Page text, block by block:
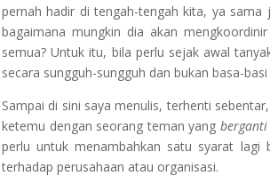
pernah hadir di tengah-tengah kita, ya
bagaimana mungkin dia akan
semua? Untuk itu, bila perlu sejak awal
secara sungguh-sungguh dan bukan basa-
Sampai di sini saya menulis, terhenti
ketemu dengan seorang teman yang
perlu untuk menambahkan satu syarat
terhadap perusahaan atau organisasi.